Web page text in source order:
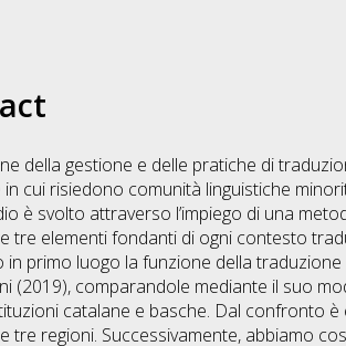
della gestione e delle pratiche di
cui risiedono comunità linguistiche
è svolto attraverso l’impiego di una
tre elementi fondanti di ogni contesto
primo luogo la funzione della
(2019), comparandole mediante il suo
catalane e basche. Dal confronto è
tre regioni. Successivamente, abbiamo